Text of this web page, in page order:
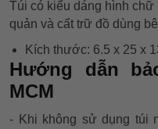
Túi có kiểu dáng hình chữ
quản và cất trữ đồ dùng
Kích thước: 6.5 x 25 x
Hướng dẫn
MCM
- Khi không sử dụng túi